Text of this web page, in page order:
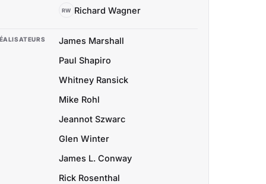
RW Richard Wagner
James Marshall
Paul Shapiro
Whitney Ransick
Mike Rohl
Jeannot Szwarc
Glen Winter
James L. Conway
Rick Rosenthal